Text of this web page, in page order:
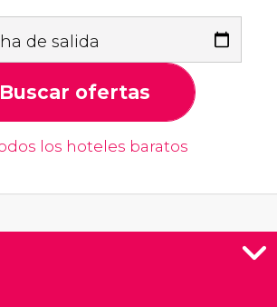
de salida
Buscar ofertas
los hoteles baratos